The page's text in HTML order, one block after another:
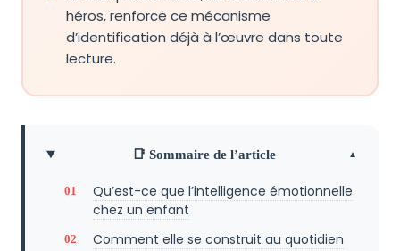
héros, renforce ce mécanisme
d’identification déjà à l’œuvre dans toute
lecture.
📑 Sommaire de l’article
Qu’est-ce que l’intelligence émotionnelle
chez un enfant
Comment elle se construit au quotidien